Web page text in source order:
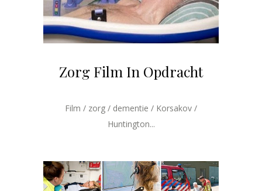
Zorg Film In Opdracht
Film / zorg / dementie / Korsakov /
Huntington...